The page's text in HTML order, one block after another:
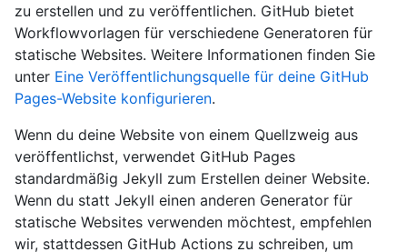
zu erstellen und zu veröffentlichen. GitHub bietet
Workflowvorlagen für verschiedene Generatoren für
statische Websites. Weitere Informationen finden Sie
unter Eine Veröffentlichungsquelle für deine GitHub
Pages-Website konfigurieren.
Wenn du deine Website von einem Quellzweig aus
veröffentlichst, verwendet GitHub Pages
standardmäßig Jekyll zum Erstellen deiner Website.
Wenn du statt Jekyll einen anderen Generator für
statische Websites verwenden möchtest, empfehlen
wir, stattdessen GitHub Actions zu schreiben, um